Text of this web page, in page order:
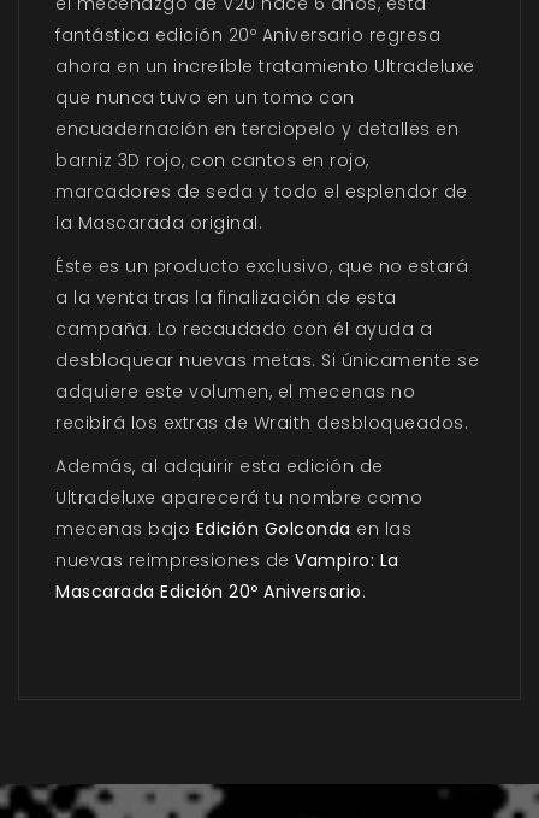
fantástica edición 20º Aniversario regresa
ahora en un increíble tratamiento Ultradeluxe
que nunca tuvo en un tomo con
encuadernación en terciopelo y detalles en
barniz 3D rojo, con cantos en rojo,
marcadores de seda y todo el esplendor de
la Mascarada original.
Éste es un producto exclusivo, que no estará
a la venta tras la finalización de esta
campaña. Lo recaudado con él ayuda a
desbloquear nuevas metas. Si únicamente se
adquiere este volumen, el mecenas no
recibirá los extras de Wraith desbloqueados.
Además, al adquirir esta edición de
Ultradeluxe aparecerá tu nombre como
mecenas bajo Edición Golconda en las
nuevas reimpresiones de Vampiro: La
Mascarada Edición 20º Aniversario.